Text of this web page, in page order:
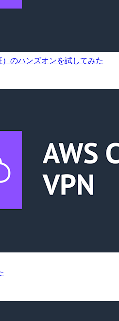
のハンズオンを試してみた